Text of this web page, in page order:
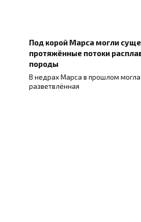
Под корой Марса могли
протяжённые потоки
породы
В недрах Марса в прошлом могла
разветвлённая